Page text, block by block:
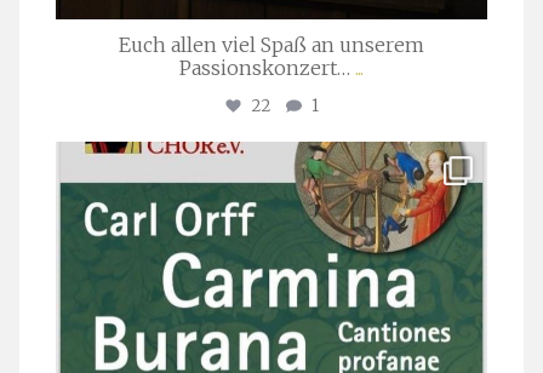
Euch allen viel Spaß an unserem
Passionskonzert… ...
22 1
stuttgarter_oratorienchor
Juli 22